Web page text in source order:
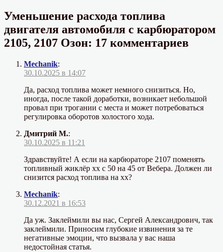
Уменьшение расхода топлива
двигателя автомобиля с карбюратором
2105, 2107 Озон: 17 комментариев
Mechanik:
30.10.2025 в 14:07
Да, расход топлива может немного снизиться. Но,
иногда, после такой доработки, возникает небольшой
провал при трогании с места и может потребоваться
регулировка оборотов холостого хода.
Дмитрий М.:
30.10.2025 в 11:21
Здравствуйте! А если на карбюраторе 2107 поменять
топливный жиклёр хх с 50 на 45 от Вебера. Должен ли
снизится расход топлива на хх?
Mechanik:
30.12.2021 в 16:53
Да уж. Заклеймили вы нас, Сергей Александрович, так
заклеймили. Приносим глубокие извинения за те
негативные эмоции, что вызвала у вас наша
недостойная статья.